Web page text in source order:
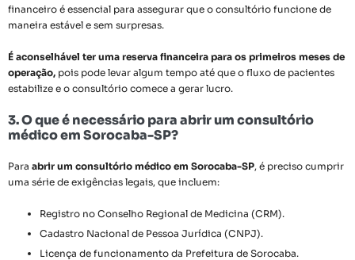
financeiro é essencial para assegurar que o consultório funcione de
maneira estável e sem surpresas.
É aconselhável ter uma reserva financeira para os primeiros meses de
operação, pois pode levar algum tempo até que o fluxo de pacientes
estabilize e o consultório comece a gerar lucro.
3. O que é necessário para abrir um consultório
médico em Sorocaba-SP?
Para abrir um consultório médico em Sorocaba-SP, é preciso cumprir
uma série de exigências legais, que incluem:
Registro no Conselho Regional de Medicina (CRM).
Cadastro Nacional de Pessoa Jurídica (CNPJ).
Licença de funcionamento da Prefeitura de Sorocaba.